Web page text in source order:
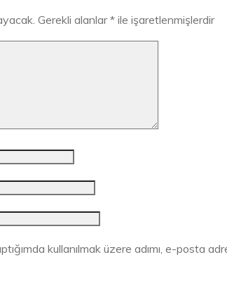
Gerekli alanlar* ile işaretlenmişlerdir
kullanılmak üzere adımı, e-posta